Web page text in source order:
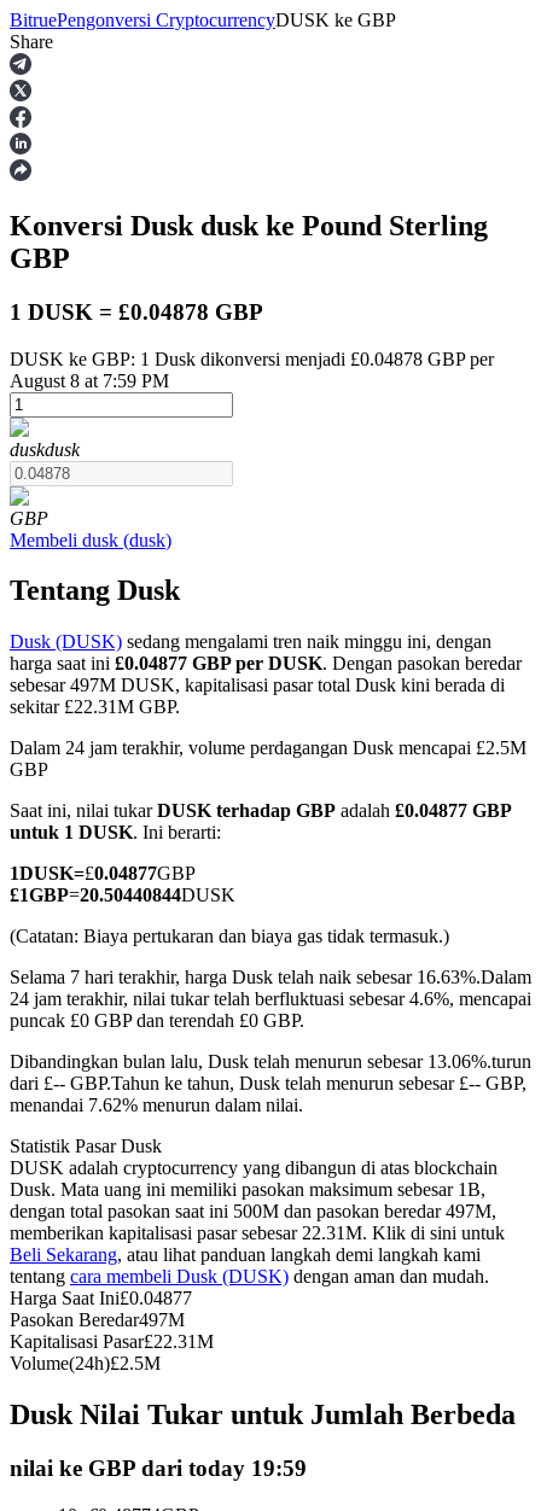
Berjangka
USDT Berjangka
COIN-M Berjangka
Mata Uang Kripto Berjangka
Derivatif saham, forex, logam mulia, dan komoditas
USDC Berjangka
Kontrak berjangka menggunakan USDC sebagai jaminannya
Copy Trading
BitruePengonversi CryptocurrencyDUSK ke GBP
Share
Konversi Dusk dusk ke Pound Sterling
GBP
1 DUSK = £0.04878 GBP
DUSK ke GBP: 1 Dusk dikonversi menjadi £0.04878 GBP per
August 8 at 7:59 PM
duskdusk
GBP
Membeli dusk (dusk)
Tentang Dusk
Dusk (DUSK) sedang mengalami tren naik minggu ini, dengan
harga saat ini £0.04877 GBP per DUSK. Dengan pasokan beredar
sebesar 497M DUSK, kapitalisasi pasar total Dusk kini berada di
sekitar £22.31M GBP.
Dalam 24 jam terakhir, volume perdagangan Dusk mencapai £2.5M
GBP
Saat ini, nilai tukarDUSK terhadap GBP adalah £0.04877 GBP
untuk 1 DUSK. Ini berarti:
1DUSK=£0.04877GBP
£1GBP=20.50440844DUSK
(Catatan: Biaya pertukaran dan biaya gas tidak termasuk.)
Selama 7 hari terakhir, harga Dusk telah naik sebesar 16.63%.Dalam
24 jam terakhir, nilai tukar telah berfluktuasi sebesar 4.6%, mencapai
puncak £0 GBP dan terendah £0 GBP.
Dibandingkan bulan lalu, Dusk telah menurun sebesar 13.06%.turun
dari £-- GBP.Tahun ke tahun, Dusk telah menurun sebesar £-- GBP,
menandai 7.62% menurun dalam nilai.
Statistik Pasar Dusk
DUSK adalah cryptocurrency yang dibangun di atas blockchain
Dusk. Mata uang ini memiliki pasokan maksimum sebesar 1B,
dengan total pasokan saat ini 500M dan pasokan beredar 497M,
memberikan kapitalisasi pasar sebesar 22.31M. Klik di sini untuk
Beli Sekarang, atau lihat panduan langkah demi langkah kami
tentang cara membeli Dusk (DUSK) dengan aman dan mudah.
Harga Saat Ini£0.04877
Pasokan Beredar497M
Kapitalisasi Pasar£22.31M
Volume(24h)£2.5M
Dusk Nilai Tukar untuk Jumlah Berbeda
nilai ke GBP dari today 19:59